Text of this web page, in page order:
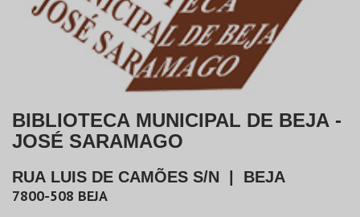
BIBLIOTECA MUNICIPAL DE BEJA -
JOSÉ SARAMAGO
RUA LUIS DE CAMÕES S/N BEJA
7800-508 BEJA